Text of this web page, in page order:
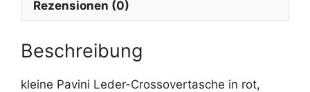
e
Rezensionen (0)
Beschreibung
kleine Pavini Leder-Crossovertasche in rot,